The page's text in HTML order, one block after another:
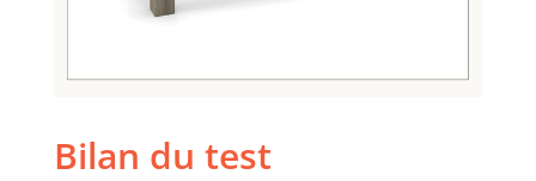
Bilan du test